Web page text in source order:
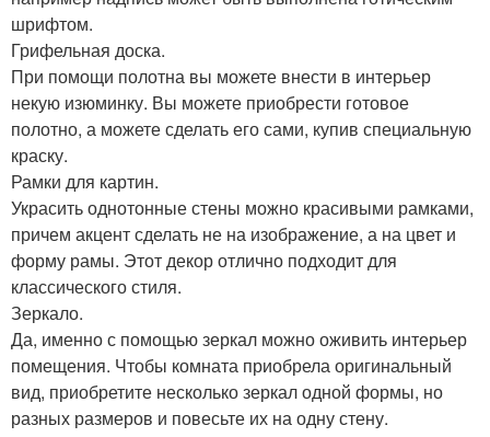
шрифтом.
Грифельная доска.
При помощи полотна вы можете внести в интерьер
некую изюминку. Вы можете приобрести готовое
полотно, а можете сделать его сами, купив специальную
краску.
Рамки для картин.
Украсить однотонные стены можно красивыми рамками,
причем акцент сделать не на изображение, а на цвет и
форму рамы. Этот декор отлично подходит для
классического стиля.
Зеркало.
Да, именно с помощью зеркал можно оживить интерьер
помещения. Чтобы комната приобрела оригинальный
вид, приобретите несколько зеркал одной формы, но
разных размеров и повесьте их на одну стену.